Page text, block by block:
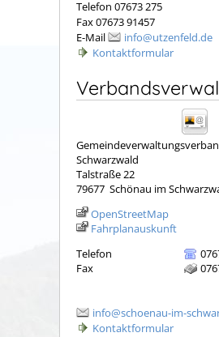
Telefon 07673 275
Fax 07673 91457
E-Mail
info@utzenfeld.de
Kontaktformular
Schwarzwald
Talstraße 22
79677 Schönau im
OpenStreetMap
Fahrplanauskunft
Telefon
Fax
info@schoenau-im-
Kontaktformular